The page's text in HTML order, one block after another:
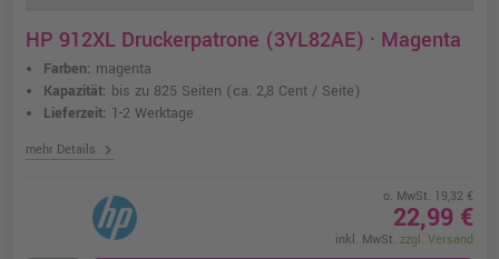
HP 912XL Druckerpatrone (3YL82AE) · Magenta
Farben: magenta
Kapazität: bis zu 825 Seiten (ca. 2,8 Cent / Seite)
Lieferzeit: 1-2 Werktage
mehr Details chevron_right
o. MwSt. 19,32 €
22,99 €
inkl. MwSt. zzgl. Versand